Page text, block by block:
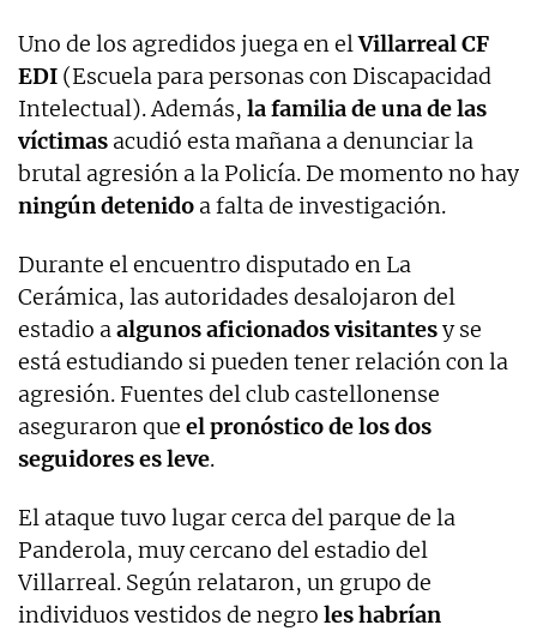
Uno de los agredidos juega en elVillarreal CF
EDI (Escuela para personas con Discapacidad
Intelectual). Además, la familia de una de las
víctimas acudió esta mañana a denunciar la
brutal agresión a la Policía. De momento no hay
ningún detenido a falta de investigación.
Durante el encuentro disputado en La
Cerámica, las autoridades desalojaron del
estadio aalgunos aficionados visitantesy se
está estudiando si pueden tener relación con la
agresión. Fuentes del club castellonense
aseguraron que el pronóstico de los dos
seguidores es leve.
El ataque tuvo lugar cerca del parque de la
Panderola, muy cercano del estadio del
Villarreal. Según relataron, un grupo de
individuos vestidos de negro les habrían